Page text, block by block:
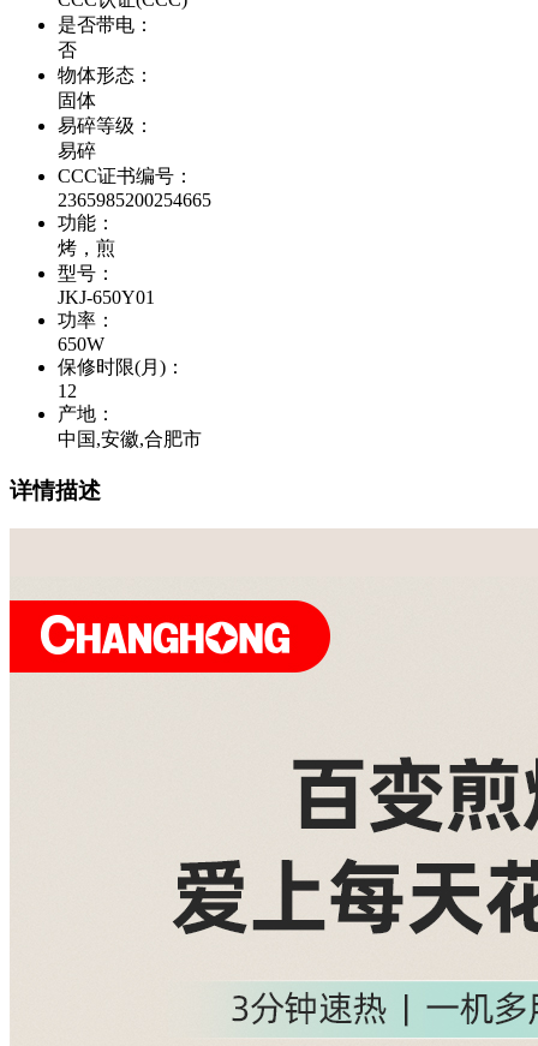
是否带电 ：
否
物体形态 ：
固体
易碎等级 ：
易碎
CCC证书编号 ：
2365985200254665
功能 ：
烤，煎
型号 ：
JKJ-650Y01
功率 ：
650W
保修时限(月) ：
12
产地 ：
中国,安徽,合肥市
详情描述